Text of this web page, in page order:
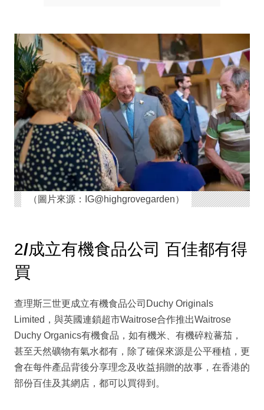
（圖片來源：IG@highgrovegarden）
2/成立有機食品公司 百佳都有得
買
查理斯三世更成立有機食品公司Duchy Originals
Limited，與英國連鎖超市Waitrose合作推出Waitrose
Duchy Organics有機食品，如有機米、有機碎粒蕃茄，
甚至天然礦物有氣水都有，除了確保來源是公平種植，更
會在每件產品背後分享理念及收益捐贈的故事，在香港的
部份百佳及其網店，都可以買得到。